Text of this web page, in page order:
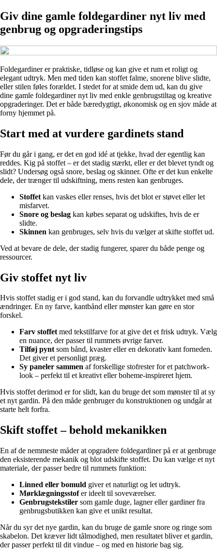
Giv dine gamle foldegardiner nyt liv med
genbrug og opgraderingstips
Foldegardiner er praktiske, tidløse og kan give et rum et roligt og
elegant udtryk. Men med tiden kan stoffet falme, snorene blive slidte,
eller stilen føles forældet. I stedet for at smide dem ud, kan du give
dine gamle foldegardiner nyt liv med enkle genbrugstiltag og kreative
opgraderinger. Det er både bæredygtigt, økonomisk og en sjov måde at
forny hjemmet på.
Start med at vurdere gardinets stand
Før du går i gang, er det en god idé at tjekke, hvad der egentlig kan
reddes. Kig på stoffet – er det stadig stærkt, eller er det blevet tyndt og
slidt? Undersøg også snore, beslag og skinner. Ofte er det kun enkelte
dele, der trænger til udskiftning, mens resten kan genbruges.
Stoffet kan vaskes eller renses, hvis det blot er støvet eller let
misfarvet.
Snore og beslag kan købes separat og udskiftes, hvis de er
slidte.
Skinnen kan genbruges, selv hvis du vælger at skifte stoffet ud.
Ved at bevare de dele, der stadig fungerer, sparer du både penge og
ressourcer.
Giv stoffet nyt liv
Hvis stoffet stadig er i god stand, kan du forvandle udtrykket med små
ændringer. En ny farve, kantbånd eller mønster kan gøre en stor
forskel.
Farv stoffetmed tekstilfarve for at give det et frisk udtryk. Vælg
en nuance, der passer til rummets øvrige farver.
Tilføj pyntsom bånd, kvaster eller en dekorativ kant forneden.
Det giver et personligt præg.
Sy paneler sammen af forskellige stofrester for et patchwork-
look – perfekt til et kreativt eller boheme-inspireret hjem.
Hvis stoffet derimod er for slidt, kan du bruge det som mønster til at sy
et nyt gardin. På den måde genbruger du konstruktionen og undgår at
starte helt forfra.
Skift stoffet – behold mekanikken
En af de nemmeste måder at opgradere foldegardiner på er at genbruge
den eksisterende mekanik og blot udskifte stoffet. Du kan vælge et nyt
materiale, der passer bedre til rummets funktion:
Linned eller bomuld giver et naturligt og let udtryk.
Mørklægningsstofer ideelt til soveværelser.
Genbrugstekstiler som gamle duge, lagner eller gardiner fra
genbrugsbutikken kan give et unikt resultat.
Når du syr det nye gardin, kan du bruge de gamle snore og ringe som
skabelon. Det kræver lidt tålmodighed, men resultatet bliver et gardin,
der passer perfekt til dit vindue – og med en historie bag sig.